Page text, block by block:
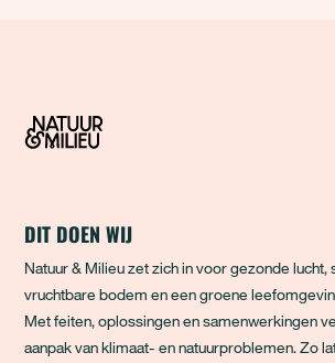
DIT DOEN WIJ
Natuur & Milieu zet zich in voor gezonde lucht,
vruchtbare bodem en een groene
Met feiten, oplossingen en samenwerkingen
aanpak van klimaat- en natuurproblemen. Zo